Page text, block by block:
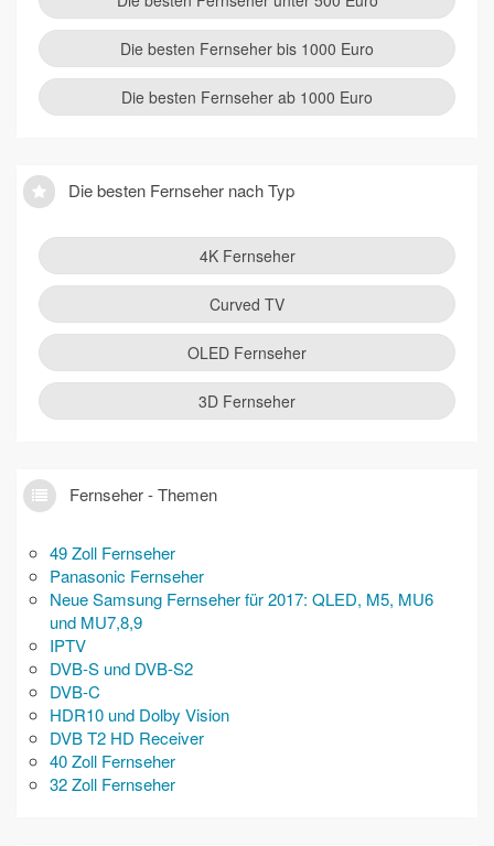
Die besten Fernseher bis 1000 Euro
Die besten Fernseher ab 1000 Euro
Die besten Fernseher nach Typ
4K Fernseher
Curved TV
OLED Fernseher
3D Fernseher
Fernseher - Themen
49 Zoll Fernseher
Panasonic Fernseher
Neue Samsung Fernseher für 2017: QLED, M5, MU6
und MU7,8,9
IPTV
DVB-S und DVB-S2
DVB-C
HDR10 und Dolby Vision
DVB T2 HD Receiver
40 Zoll Fernseher
32 Zoll Fernseher